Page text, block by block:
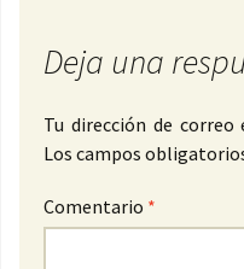
Deja una
Tu dirección de
Los campos
Comentario *